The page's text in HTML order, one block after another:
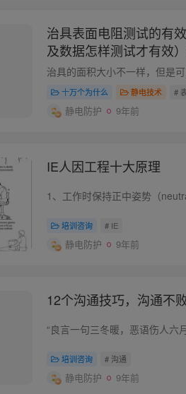
治具表面电阻测试的有
及数据怎样测试才有效）
十万个为什么 静电技术 #
静电防护 9年前
IE人因工程十大原理
培训咨询 # IE
静电防护 9年前
12个沟通技巧，沟通不
培训咨询 # 沟通
静电防护 9年前